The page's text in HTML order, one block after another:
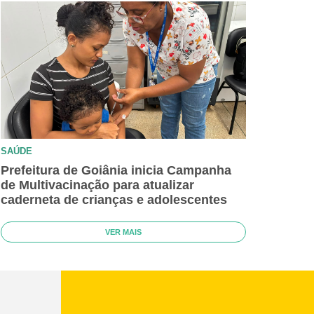
SAÚDE
Prefeitura de Goiânia inicia Campanha
de Multivacinação para atualizar
caderneta de crianças e adolescentes
VER MAIS